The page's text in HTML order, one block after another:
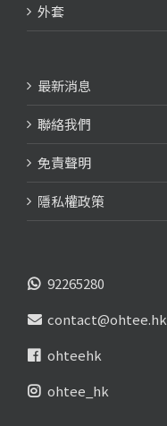
外套
最新消息
聯絡我們
免責聲明
隱私權政策
92265280
contact@ohtee.hk
ohteehk
ohtee_hk